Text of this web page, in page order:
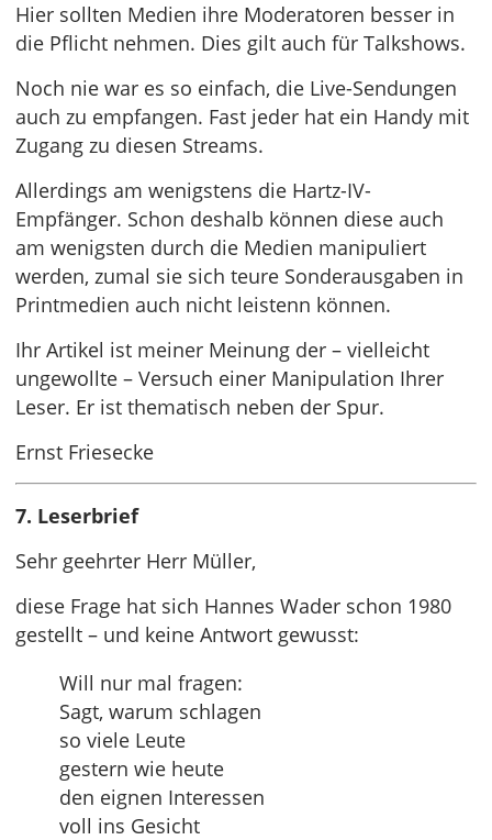
Hier sollten Medien ihre Moderatoren besser in
die Pflicht nehmen. Dies gilt auch für Talkshows.
Noch nie war es so einfach, die Live-Sendungen
auch zu empfangen. Fast jeder hat ein Handy mit
Zugang zu diesen Streams.
Allerdings am wenigstens die Hartz-IV-
Empfänger. Schon deshalb können diese auch
am wenigsten durch die Medien manipuliert
werden, zumal sie sich teure Sonderausgaben in
Printmedien auch nicht leistenn können.
Ihr Artikel ist meiner Meinung der – vielleicht
ungewollte – Versuch einer Manipulation Ihrer
Leser. Er ist thematisch neben der Spur.
Ernst Friesecke
7. Leserbrief
Sehr geehrter Herr Müller,
diese Frage hat sich Hannes Wader schon 1980
gestellt – und keine Antwort gewusst:
Will nur mal fragen:
Sagt, warum schlagen
so viele Leute
gestern wie heute
den eignen Interessen
voll ins Gesicht